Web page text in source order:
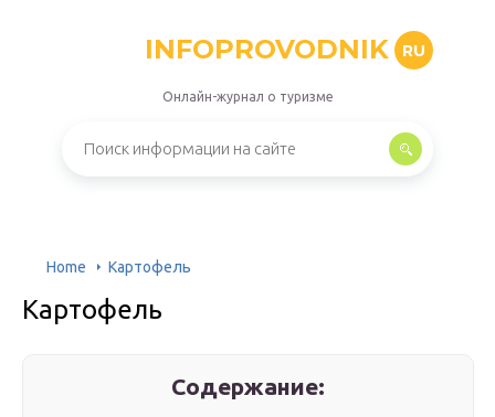
INFOPROVODNIK RU
Онлайн-журнал о туризме
Home Картофель
Картофель
Содержание: